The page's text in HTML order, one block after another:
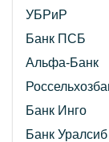
УБРиР
Банк ПСБ
Альфа-Банк
Банк Инго
Банк Уралсиб